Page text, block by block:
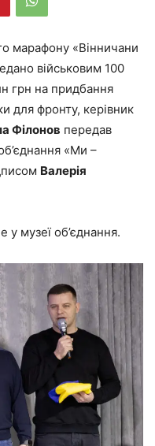
марафону «Вінничани
військовим 100
грн на придбання
для фронту, керівник
Філонов передав
«Ми –
Валерія
музеї об’єднання.